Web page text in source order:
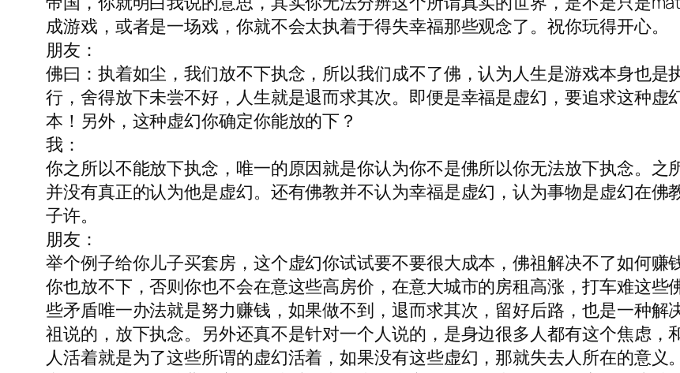
成游戏，或者是一场戏，你就不会太执着于得失幸福那些观念了。祝你玩得开心。
朋友：
佛曰：执着如尘，我们放不下执念，所以我们成不了佛，认为人生是游戏本身也
行，舍得放下未尝不好，人生就是退而求其次。即便是幸福是虚幻，要追求这种
本！另外，这种虚幻你确定你能放的下？
我：
你之所以不能放下执念，唯一的原因就是你认为你不是佛所以你无法放下执念。
并没有真正的认为他是虚幻。还有佛教并不认为幸福是虚幻，认为事物是虚幻在
子许。
朋友：
举个例子给你儿子买套房，这个虚幻你试试要不要很大成本，佛祖解决不了如何赚
你也放不下，否则你也不会在意这些高房价，在意大城市的房租高涨，打车难这
些矛盾唯一办法就是努力赚钱，如果做不到，退而求其次，留好后路，也是一种
祖说的，放下执念。另外还真不是针对一个人说的，是身边很多人都有这个焦虑，
人活着就是为了这些所谓的虚幻活着，如果没有这些虚幻，那就失去人所在的意